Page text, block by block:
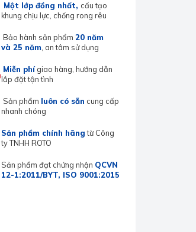
Một lớp đồng nhất, cấu tạo
khung chịu lực, chống rong rêu
Bảo hành sản phẩm 20 năm
và 25 năm , an tâm sử dụng
Miễn phígiao hàng, hướng dẫn
lắp đặt tận tình
Sản phẩm luôn có sẵn cung cấp
nhanh chóng
Sản phẩm chính hãngtừ Công
ty TNHH ROTO
Sản phẩm đạt chứng nhận QCVN
12-1:2011/BYT, ISO 9001:2015